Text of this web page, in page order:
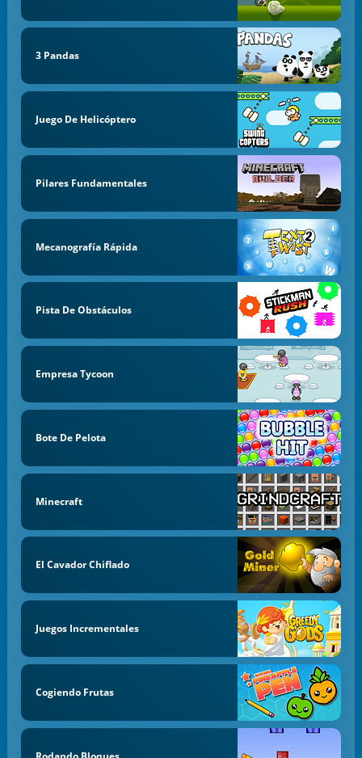
3 Pandas
Juego De Helicóptero
Pilares Fundamentales
Mecanografía Rápida
Pista De Obstáculos
Empresa Tycoon
Bote De Pelota
Minecraft
El Cavador Chiflado
Juegos Incrementales
Cogiendo Frutas